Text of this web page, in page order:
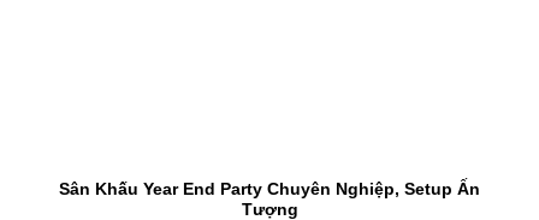
Sân Khấu Year End Party Chuyên Nghiệp, Setup Ấn
Tượng